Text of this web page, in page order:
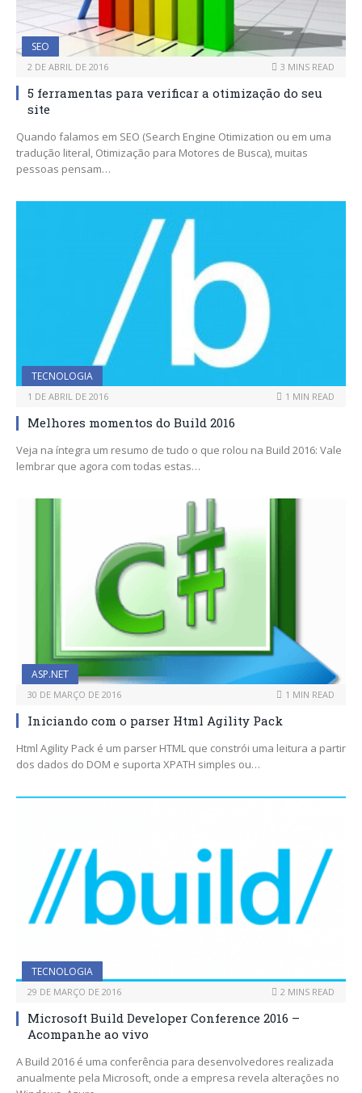
SEO
2 DE ABRIL DE 2016 3 MINS READ
5 ferramentas para verificar a otimização do seu
site
Quando falamos em SEO (Search Engine Otimization ou em uma
tradução literal, Otimização para Motores de Busca), muitas
pessoas pensam…
TECNOLOGIA
1 DE ABRIL DE 2016 1 MIN READ
Melhores momentos do Build 2016
Veja na íntegra um resumo de tudo o que rolou na Build 2016: Vale
lembrar que agora com todas estas…
ASP.NET
30 DE MARÇO DE 2016 1 MIN READ
Iniciando com o parser Html Agility Pack
Html Agility Pack é um parser HTML que constrói uma leitura a partir
dos dados do DOM e suporta XPATH simples ou…
TECNOLOGIA
29 DE MARÇO DE 2016 2 MINS READ
Microsoft Build Developer Conference 2016 –
Acompanhe ao vivo
A Build 2016 é uma conferência para desenvolvedores realizada
anualmente pela Microsoft, onde a empresa revela alterações no